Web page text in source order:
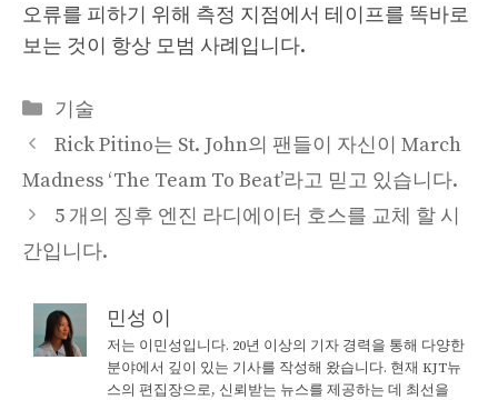
오류를 피하기 위해 측정 지점에서 테이프를 똑바로
보는 것이 항상 모범 사례입니다.
Categories
기술
Rick Pitino는 St. John의 팬들이 자신이 March
Madness ‘The Team To Beat’라고 믿고 있습니다.
5 개의 징후 엔진 라디에이터 호스를 교체 할 시
간입니다.
민성 이
저는 이민성입니다. 20년 이상의 기자 경력을 통해 다양한
분야에서 깊이 있는 기사를 작성해 왔습니다. 현재 KJT뉴
스의 편집장으로, 신뢰받는 뉴스를 제공하는 데 최선을